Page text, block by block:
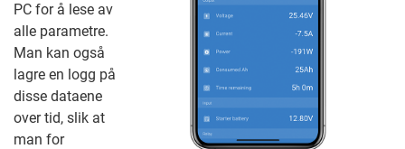
PC for å lese av
alle parametre.
Man kan også
lagre en logg på
disse dataene
over tid, slik at
man for